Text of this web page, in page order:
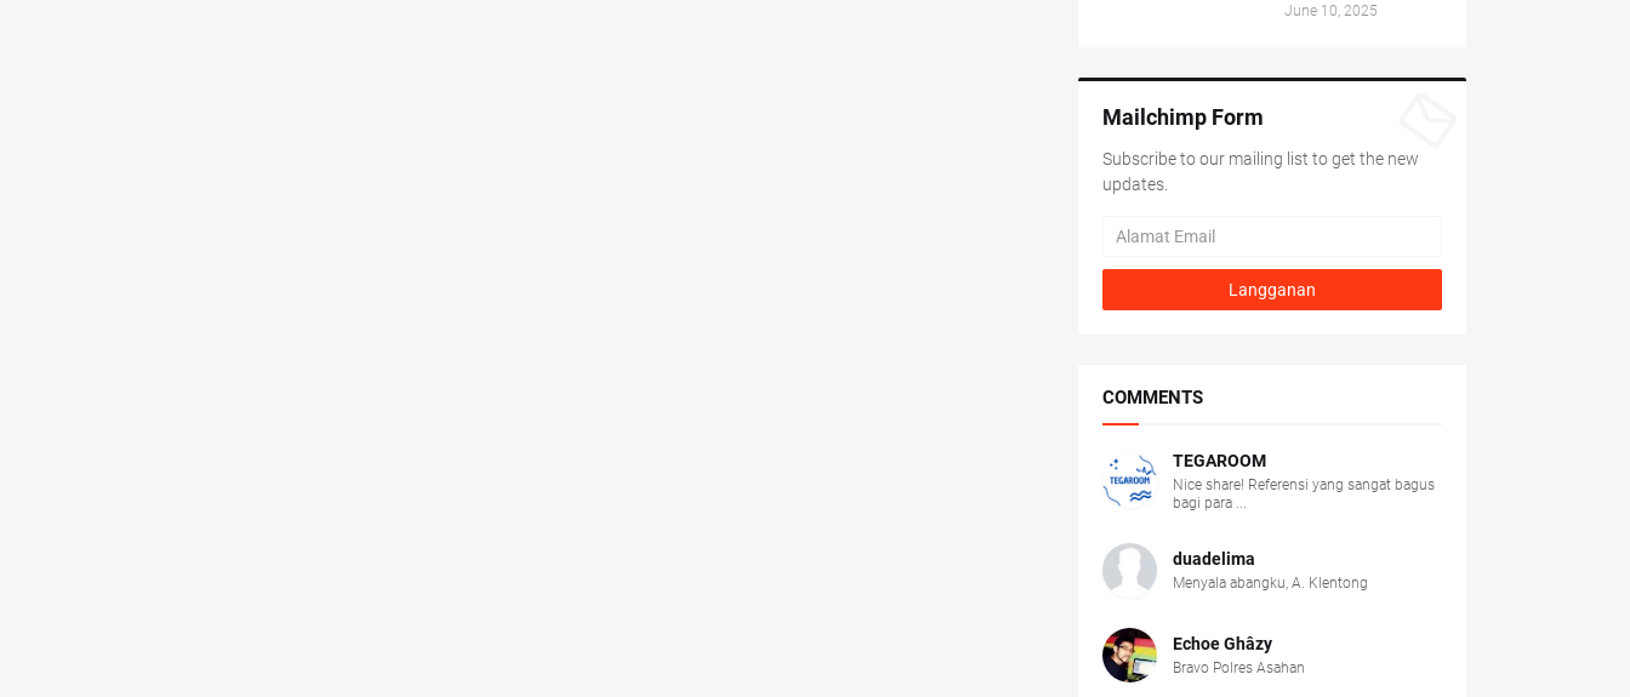
June 10, 2025
Mailchimp Form
Subscribe to our mailing list to get the new
updates.
COMMENTS
TEGAROOM
Nice share! Referensi yang sangat bagus
bagi para ...
duadelima
Menyala abangku, A. Klentong
Echoe Ghâzy
Bravo Polres Asahan